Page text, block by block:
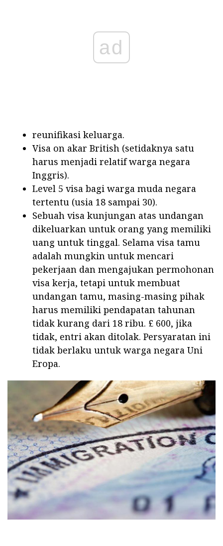
ad
reunifikasi keluarga.
Visa on akar British (setidaknya satu
harus menjadi relatif warga negara
Inggris).
Level 5 visa bagi warga muda negara
tertentu (usia 18 sampai 30).
Sebuah visa kunjungan atas undangan
dikeluarkan untuk orang yang memiliki
uang untuk tinggal. Selama visa tamu
adalah mungkin untuk mencari
pekerjaan dan mengajukan permohonan
visa kerja, tetapi untuk membuat
undangan tamu, masing-masing pihak
harus memiliki pendapatan tahunan
tidak kurang dari 18 ribu. £ 600, jika
tidak, entri akan ditolak. Persyaratan ini
tidak berlaku untuk warga negara Uni
Eropa.